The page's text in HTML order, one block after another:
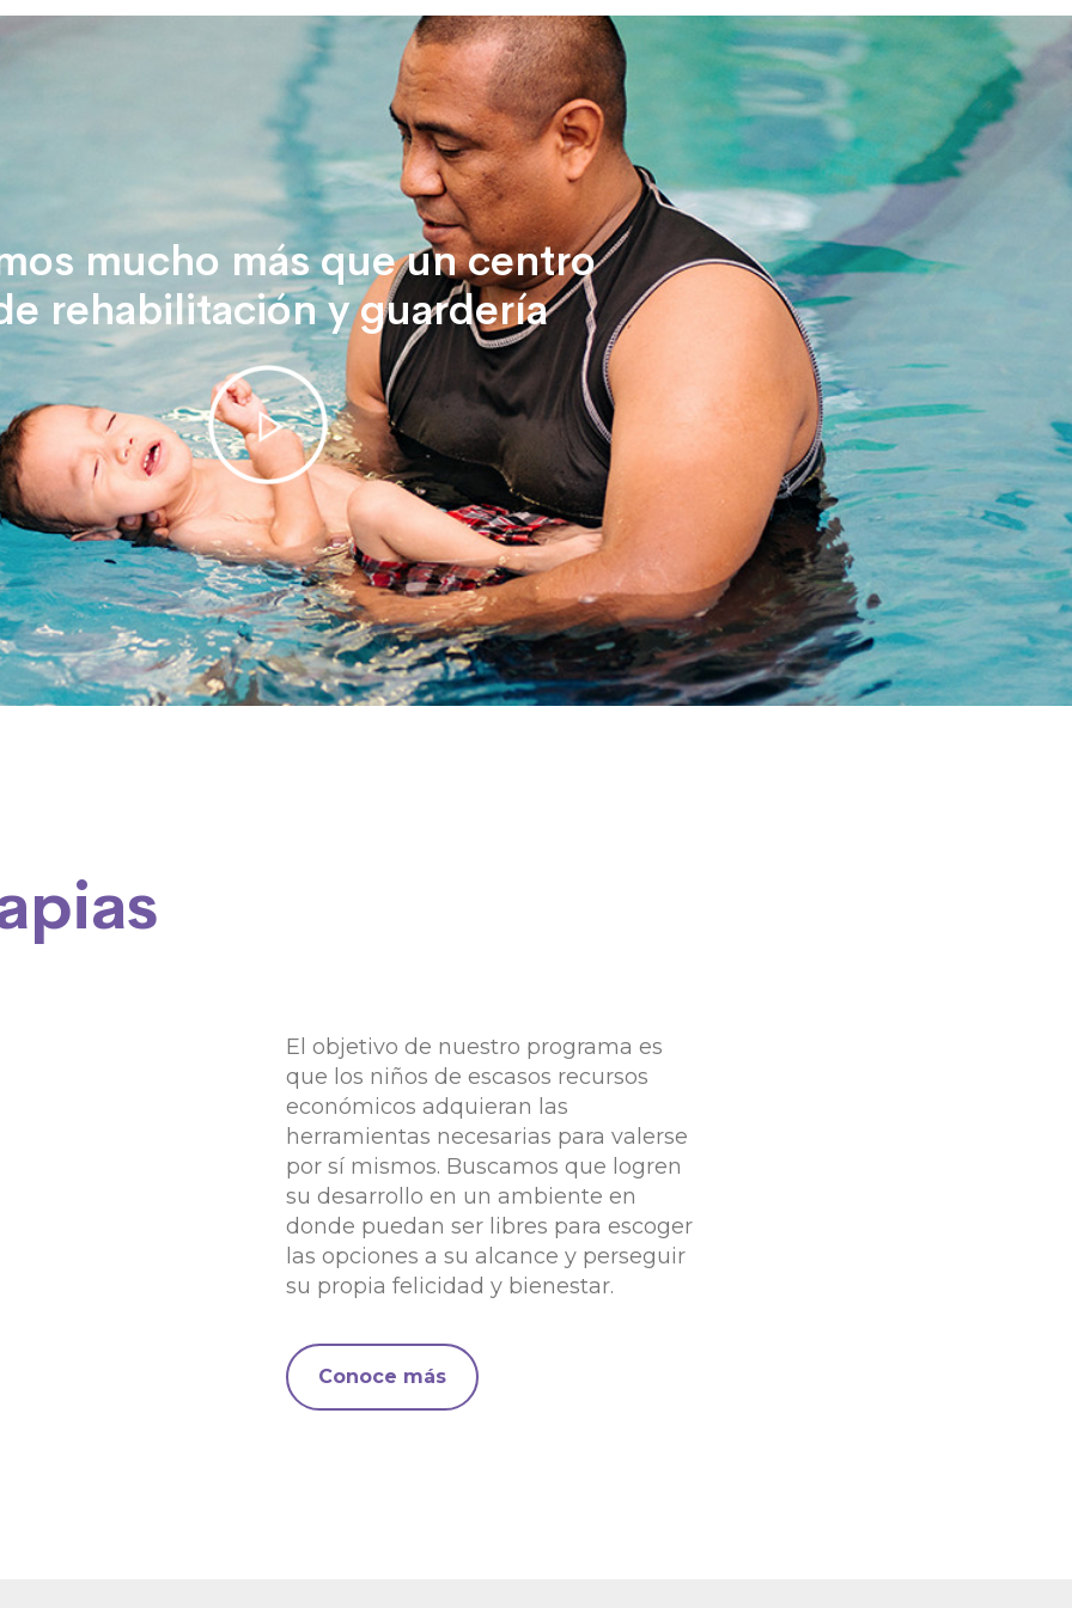
mucho más que un centro
rehabilitación y guardería
El objetivo de nuestro programa es
que los niños de escasos recursos
económicos adquieran las
herramientas necesarias para valerse
por sí mismos. Buscamos que logren
su desarrollo en un ambiente en
donde puedan ser libres para escoger
las opciones a su alcance y perseguir
su propia felicidad y bienestar.
Conoce más